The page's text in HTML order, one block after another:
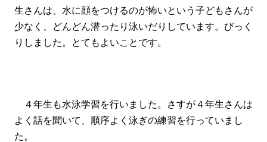
生さんは、水に顔をつけるのが怖いという子どもさんが
少なく、どんどん潜ったり泳いだりしています。びっく
りしました。とてもよいことです。
４年生も水泳学習を行いました。さすが４年生さんは
よく話を聞いて、順序よく泳ぎの練習を行っていまし
た。